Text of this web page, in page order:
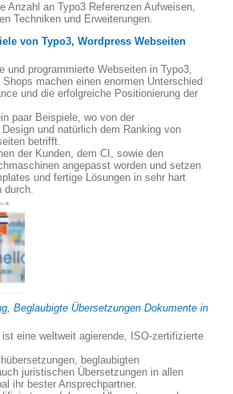
Anzahl an Typo3 Referenzen Aufweisen,
Techniken und Erweiterungen.
von Typo3, Wordpress Webseiten
und programmierte Webseiten in Typo3,
machen einen enormen Unterschied
und die erfolgreiche Positionierung der
paar Beispiele, wo von der
und natürlich dem Ranking von
betrifft.
der Kunden, dem CI, sowie den
angepasst worden und setzen
und fertige Lösungen in sehr hart
durch.
Beglaubigte Übersetzungen Dokumente in
eine weltweit agierende, ISO-zertifizierte
beglaubigten
juristischen Übersetzungen in allen
ihr bester Ansprechpartner.